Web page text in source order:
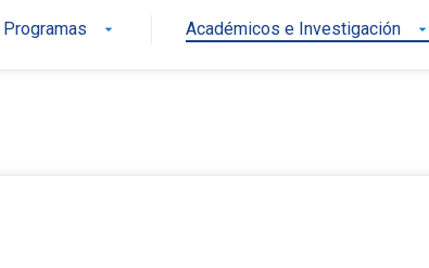
Programas arrow_drop_down Académicos e Investigación arrow_drop_down